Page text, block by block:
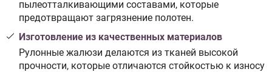
пылеотталкивающими составами, которые
предотвращают загрязнение полотен.
Изготовление из качественных материалов
Рулонные жалюзи делаются из тканей высокой
прочности, которые отличаются стойкостью к износу